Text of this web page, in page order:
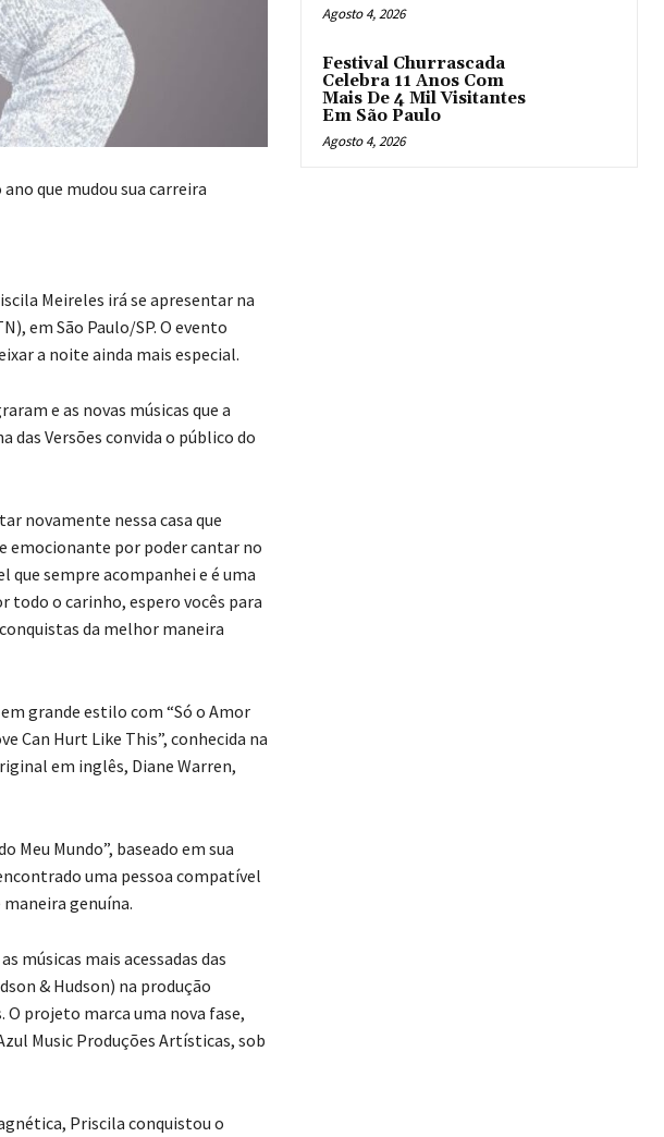
que mudou sua carreira
Meireles irá se apresentar na
em São Paulo/SP. O evento
a noite ainda mais especial.
e as novas músicas que a
das Versões convida o público do
novamente nessa casa que
emocionante por poder cantar no
que sempre acompanhei e é uma
todo o carinho, espero vocês para
da melhor maneira
grande estilo com “Só o Amor
Can Hurt Like This”, conhecida na
em inglês, Diane Warren,
Meu Mundo”, baseado em sua
uma pessoa compatível
genuína.
músicas mais acessadas das
& Hudson) na produção
projeto marca uma nova fase,
Music Produções Artísticas, sob
Priscila conquistou o
Agosto 4, 2026
Festival Churrascada
Celebra 11 Anos Com
Mais De 4 Mil Visitantes
Em São Paulo
Agosto 4, 2026